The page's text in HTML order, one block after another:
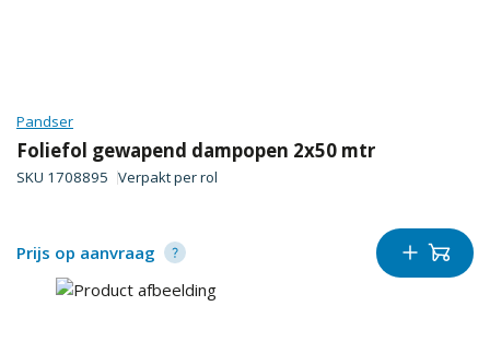
Pandser
Foliefol gewapend dampopen 2x50 mtr
SKU 1708895 Verpakt perrol
Prijs op aanvraag